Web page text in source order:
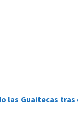
las Guaitecas